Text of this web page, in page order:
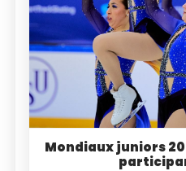
Mondiaux juniors